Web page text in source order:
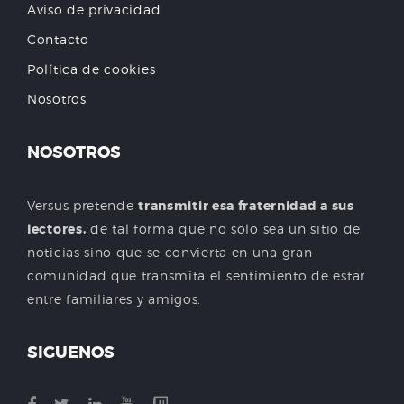
Aviso de privacidad
Contacto
Política de cookies
Nosotros
NOSOTROS
Versus pretendetransmitir esa fraternidad a sus
lectores, de tal forma que no solo sea un sitio de
noticias sino que se convierta en una gran
comunidad que transmita el sentimiento de estar
entre familiares y amigos.
SIGUENOS